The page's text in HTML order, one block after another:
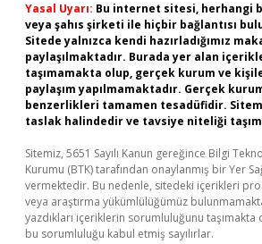
Yasal Uyarı: Bu internet sitesi, herhangi
veya şahıs şirketi ile hiçbir bağlantısı
Sitede yalnızca kendi hazırladığımız
paylaşılmaktadır. Burada yer alan
taşımamakta olup, gerçek kurum ve
paylaşım yapılmamaktadır. Gerçek
benzerlikleri tamamen tesadüfidir.
taslak halindedir ve tavsiye niteliği
Sitemiz, 5651 Sayılı Kanun gereğince Bilgi
Kurumu (BTK) tarafından onaylanmış bir Yer
vermektedir. Bu nedenle, sitedeki içerikleri
veya araştırma yükümlülüğümüz
yazdıkları içeriklerin sorumluluğunu
bu sorumluluğu kabul etmiş sayılırlar.